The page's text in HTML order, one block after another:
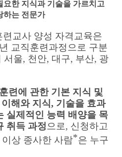
요한 지식과 기술을 가르치고
하는 전문가
련교사 양성 자격교육은
교직훈련과정으로 구분
서울, 천안, 대구, 부산, 광
련에 관한 기본 지식 및
해와 지식, 기술을 효과
실제적인 능력 배양을 목
취득 과정 으로, 신청하고
이상 종사한 사람*은 누구